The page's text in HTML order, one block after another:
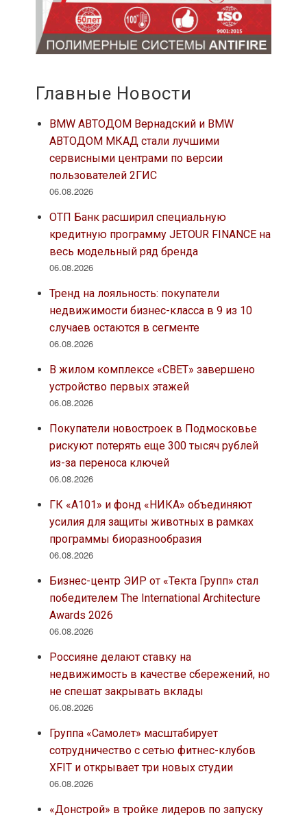
Главные Новости
BMW АВТОДОМ Вернадский и BMW
АВТОДОМ МКАД стали лучшими
сервисными центрами по версии
пользователей 2ГИС
06.08.2026
ОТП Банк расширил специальную
кредитную программу JETOUR FINANCE на
весь модельный ряд бренда
06.08.2026
Тренд на лояльность: покупатели
недвижимости бизнес-класса в 9 из 10
случаев остаются в сегменте
06.08.2026
В жилом комплексе «СВЕТ» завершено
устройство первых этажей
06.08.2026
Покупатели новостроек в Подмосковье
рискуют потерять еще 300 тысяч рублей
из-за переноса ключей
06.08.2026
ГК «А101» и фонд «НИКА» объединяют
усилия для защиты животных в рамках
программы биоразнообразия
06.08.2026
Бизнес-центр ЭИР от «Текта Групп» стал
победителем The International Architecture
Awards 2026
06.08.2026
Россияне делают ставку на
недвижимость в качестве сбережений, но
не спешат закрывать вклады
06.08.2026
Группа «Самолет» масштабирует
сотрудничество с сетью фитнес-клубов
XFIT и открывает три новых студии
06.08.2026
«Донстрой» в тройке лидеров по запуску